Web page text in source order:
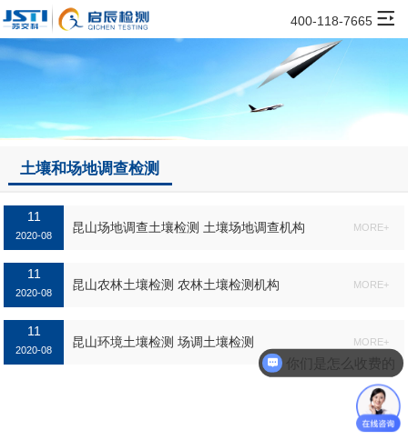
400-118-7665
土壤和场地调查检测
11
2020-08
昆山场地调查土壤检测 土壤场地调查机构 MORE+
11
2020-08
昆山农林土壤检测 农林土壤检测机构 MORE+
11
2020-08
昆山环境土壤检测 场调土壤检测 MORE+
你们是怎么收费的